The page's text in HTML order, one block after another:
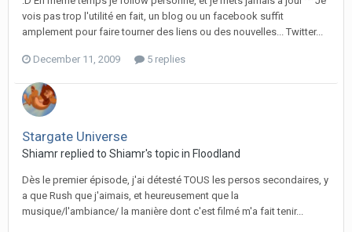
vois pas trop l'utilité en fait, un blog ou un facebook suffit
amplement pour faire tourner des liens ou des nouvelles... Twitter...
December 11, 2009 5 replies
Stargate Universe
Shiamr replied to Shiamr's topic in Floodland
Dès le premier épisode, j'ai détesté TOUS les persos secondaires, y
a que Rush que j'aimais, et heureusement que la
musique/l'ambiance/ la manière dont c'est filmé m'a fait tenir...